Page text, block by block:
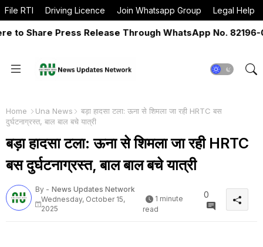
File RTI Driving Licence Join Whatsapp Group Legal Help
Share Press Release Through WhatsApp No. 82196-
Home Una News
बड़ा हादसा टला: ऊना से शिमला जा रही HRTC बस
दुर्घटनाग्रस्त, बाल बाल बचे यात्री
बड़ा हादसा टला: ऊना से शिमला जा रही HRTC
बस दुर्घटनाग्रस्त, बाल बाल बचे यात्री
By - News Updates Network
Wednesday, October 15,
2025
1 minute
read
0